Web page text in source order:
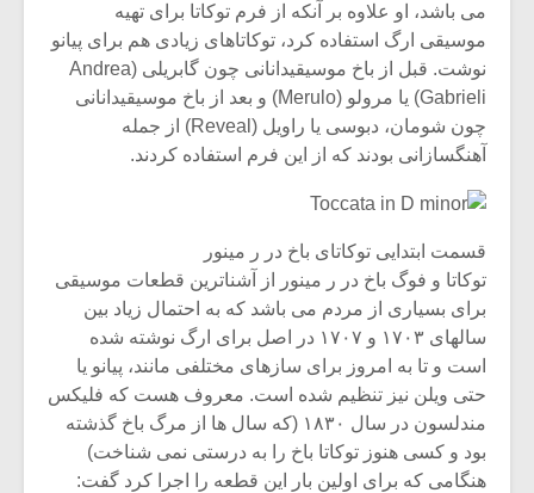
می باشد، او علاوه بر آنکه از فرم توکاتا برای تهیه
موسیقی ارگ استفاده کرد، توکاتاهای زیادی هم برای پیانو
نوشت. قبل از باخ موسیقیدانانی چون گابریلی (Andrea
Gabrieli) یا مرولو (Merulo) و بعد از باخ موسیقیدانانی
چون شومان، دبوسی یا راویل (Reveal) از جمله
آهنگسازانی بودند که از این فرم استفاده کردند.
قسمت ابتدایی توکاتای باخ در ر مینور
توکاتا و فوگ باخ در ر مینور از آشناترین قطعات موسیقی
برای بسیاری از مردم می باشد که به احتمال زیاد بین
سالهای ۱۷۰۳ و ۱۷۰۷ در اصل برای ارگ نوشته شده
است و تا به امروز برای سازهای مختلفی مانند، پیانو یا
حتی ویلن نیز تنظیم شده است. معروف هست که فلیکس
مندلسون در سال ۱۸۳۰ (که سال ها از مرگ باخ گذشته
بود و کسی هنوز توکاتا باخ را به درستی نمی شناخت)
هنگامی که برای اولین بار این قطعه را اجرا کرد گفت:
میکلوش روژا
متن فیلم «متری
اگر نمی توانی
مشهورترین باشی،
بدنام ترین باش